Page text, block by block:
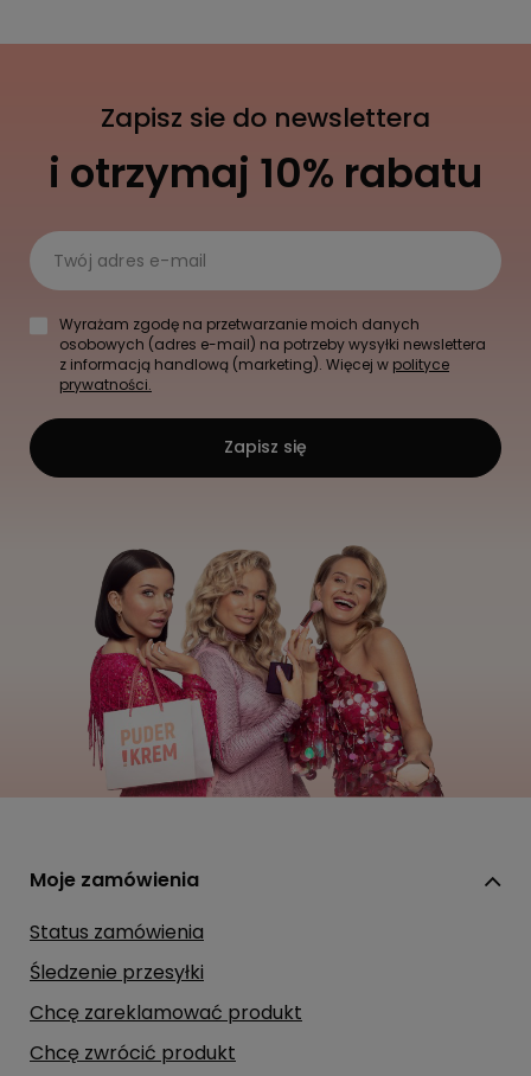
Zapisz sie do newslettera
i otrzymaj 10% rabatu
Twój adres e-mail
Wyrażam zgodę na przetwarzanie moich danych
osobowych (adres e-mail) na potrzeby wysyłki newslettera
z informacją handlową (marketing). Więcej w polityce
prywatności.
Zapisz się
Moje zamówienia
Status zamówienia
Śledzenie przesyłki
Chcę zareklamować produkt
Chcę zwrócić produkt